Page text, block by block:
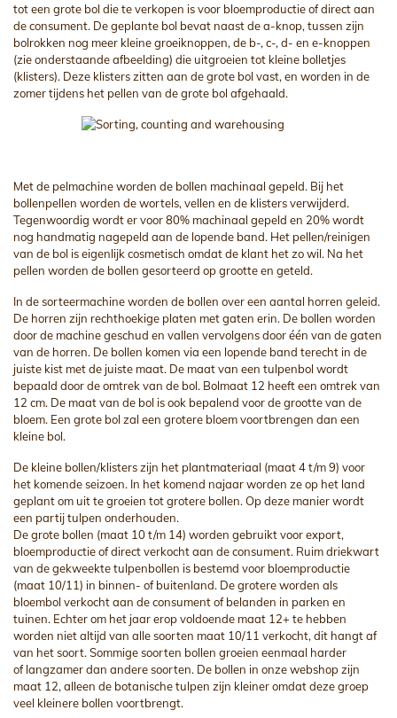
tot een grote bol die te verkopen is voor bloemproductie of direct aan
de consument. De geplante bol bevat naast de a-knop, tussen zijn
bolrokken nog meer kleine groeiknoppen, de b-, c-, d- en e-knoppen
(zie onderstaande afbeelding) die uitgroeien tot kleine bolletjes
(klisters). Deze klisters zitten aan de grote bol vast, en worden in de
zomer tijdens het pellen van de grote bol afgehaald.
Met de pelmachine worden de bollen machinaal gepeld. Bij het
bollenpellen worden de wortels, vellen en de klisters verwijderd.
Tegenwoordig wordt er voor 80% machinaal gepeld en 20% wordt
nog handmatig nagepeld aan de lopende band. Het pellen/reinigen
van de bol is eigenlijk cosmetisch omdat de klant het zo wil. Na het
pellen worden de bollen gesorteerd op grootte en geteld.
In de sorteermachine worden de bollen over een aantal horren geleid.
De horren zijn rechthoekige platen met gaten erin. De bollen worden
door de machine geschud en vallen vervolgens door één van de gaten
van de horren. De bollen komen via een lopende band terecht in de
juiste kist met de juiste maat. De maat van een tulpenbol wordt
bepaald door de omtrek van de bol. Bolmaat 12 heeft een omtrek van
12 cm. De maat van de bol is ook bepalend voor de grootte van de
bloem. Een grote bol zal een grotere bloem voortbrengen dan een
kleine bol.
De kleine bollen/klisters zijn het plantmateriaal (maat 4 t/m 9) voor
het komende seizoen. In het komend najaar worden ze op het land
geplant om uit te groeien tot grotere bollen. Op deze manier wordt
een partij tulpen onderhouden.
De grote bollen (maat 10 t/m 14) worden gebruikt voor export,
bloemproductie of direct verkocht aan de consument. Ruim driekwart
van de gekweekte tulpenbollen is bestemd voor bloemproductie
(maat 10/11) in binnen- of buitenland. De grotere worden als
bloembol verkocht aan de consument of belanden in parken en
tuinen. Echter om het jaar erop voldoende maat 12+ te hebben
worden niet altijd van alle soorten maat 10/11 verkocht, dit hangt af
van het soort. Sommige soorten bollen groeien eenmaal harder
of langzamer dan andere soorten. De bollen in onze webshop zijn
maat 12, alleen de botanische tulpen zijn kleiner omdat deze groep
veel kleinere bollen voortbrengt.